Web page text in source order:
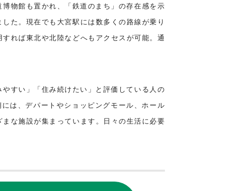
物館も置かれ、「鉄道のまち」の存在感を示
た。現在でも大宮駅には数多くの路線が乗り
れば東北や北陸などへもアクセスが可能。通
すい」「住み続けたい」と評価している人の
は、デパートやショッピングモール、ホール
な施設が集まっています。日々の生活に必要